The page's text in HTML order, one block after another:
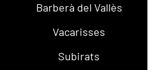
Barberà del Vallès
Vacarisses
Subirats